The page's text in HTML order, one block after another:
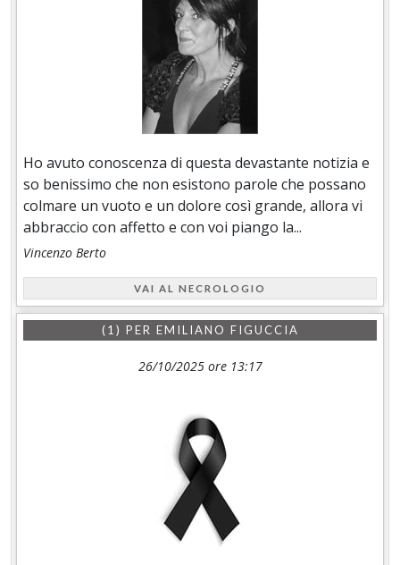
Ho avuto conoscenza di questa devastante notizia e
so benissimo che non esistono parole che possano
colmare un vuoto e un dolore così grande, allora vi
abbraccio con affetto e con voi piango la...
Vincenzo Berto
VAI AL NECROLOGIO
(1) PER EMILIANO FIGUCCIA
26/10/2025 ore 13:17